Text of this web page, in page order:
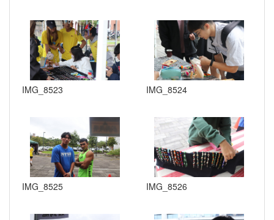
IMG_8523 IMG_8524
IMG_8525 IMG_8526